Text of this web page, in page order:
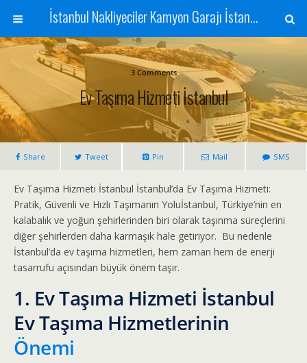
İstanbul Nakliyeciler Kamyon Garajı İstanbul Nakliyat Şehir İçi ve Şehirler Arası Nakliyat İstanbul Evden Eve Nakliyat Yük Eşya Taşımacılığı
3 Comments
Ev Taşıma Hizmeti İstanbul
Share Tweet Pin Mail SMS
Ev Taşıma Hizmeti İstanbul İstanbul’da Ev Taşıma Hizmeti:
Pratik, Güvenli ve Hızlı Taşımanın Yoluİstanbul, Türkiye’nin en
kalabalık ve yoğun şehirlerinden biri olarak taşınma süreçlerini
diğer şehirlerden daha karmaşık hale getiriyor. Bu nedenle
İstanbul’da ev taşıma hizmetleri, hem zaman hem de enerji
tasarrufu açısından büyük önem taşır.
1. Ev Taşıma Hizmeti İstanbul
Ev Taşıma Hizmetlerinin
Önemi